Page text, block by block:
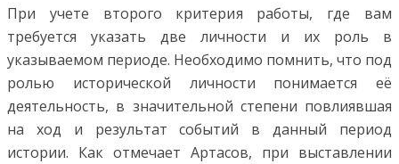
При учете второго критерия работы, где вам
требуется указать две личности и их роль в
указываемом периоде. Необходимо помнить, что под
ролью исторической личности понимается её
деятельность, в значительной степени повлиявшая
на ход и результат событий в данный период
истории. Как отмечает Артасов, при выставлении